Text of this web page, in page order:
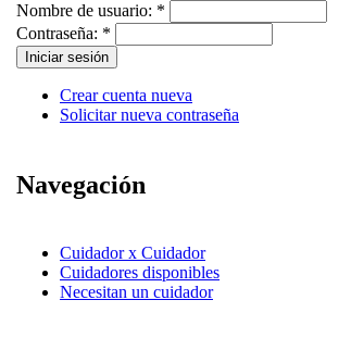
Nombre de usuario: *
Contraseña: *
Crear cuenta nueva
Solicitar nueva contraseña
Navegación
Cuidador x Cuidador
Cuidadores disponibles
Necesitan un cuidador